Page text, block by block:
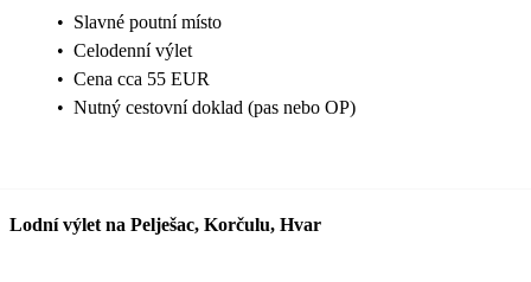
• Slavné poutní místo
• Celodenní výlet
• Cena cca 55 EUR
• Nutný cestovní doklad (pas nebo OP)
Lodní výlet na Pelješac, Korčulu, Hvar